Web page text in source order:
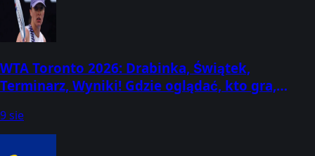
WTA Toronto 2026: Drabinka, Świątek,
Terminarz, Wyniki! Gdzie oglądać, kto gra,
9 sie